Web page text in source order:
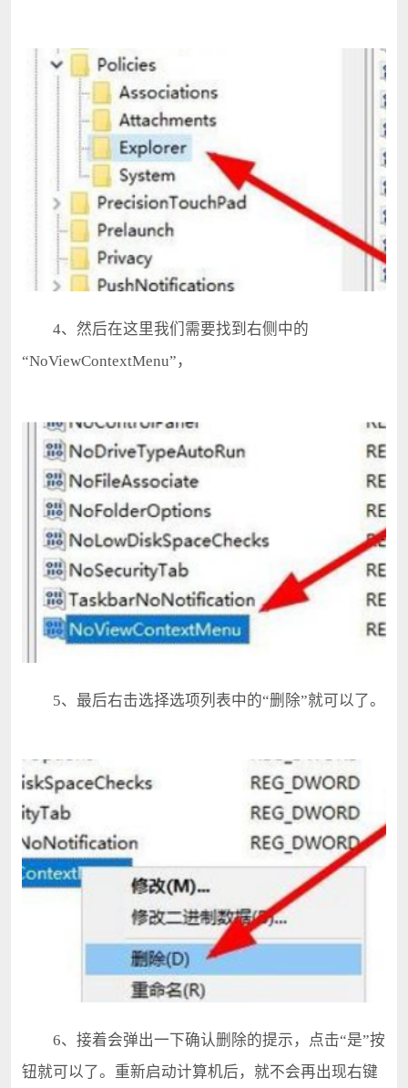
4、然后在这里我们需要找到右侧中的
“NoViewContextMenu”，
5、最后右击选择选项列表中的“删除”就可以了。
6、接着会弹出一下确认删除的提示，点击“是”按
钮就可以了。重新启动计算机后，就不会再出现右键